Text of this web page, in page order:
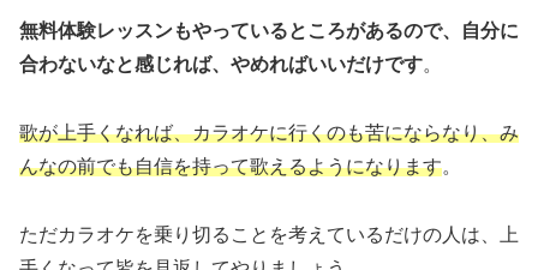
無料体験レッスンもやっているところがあるので、自分に
合わないなと感じれば、やめればいいだけです。
歌が上手くなれば、カラオケに行くのも苦にならなり、み
んなの前でも自信を持って歌えるようになります。
ただカラオケを乗り切ることを考えているだけの人は、上